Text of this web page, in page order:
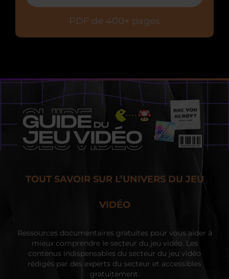
PDF de 400+ pages
TOUT SAVOIR SUR L’UNIVERS DU JEU
VIDÉO
Ressources documentaires gratuites pour vous aider à
mieux comprendre le secteur du jeu vidéo. Les
contenus indispensables du secteur du jeu vidéo
rédigés par des experts du secteur et accessibles
gratuitement.